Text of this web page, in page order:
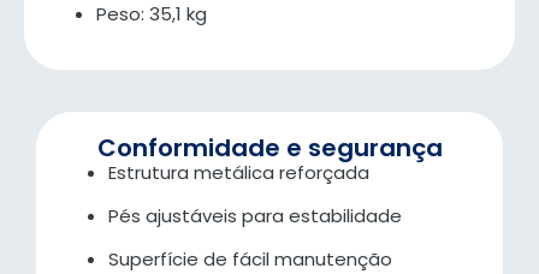
Peso: 35,1 kg
Conformidade e segurança
Estrutura metálica reforçada
Pés ajustáveis para estabilidade
Superfície de fácil manutenção